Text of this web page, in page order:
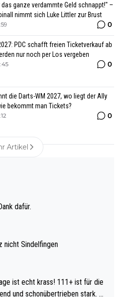
ganze verdammte Geld schnappt!" –
nimmt sich Luke Littler zur Brust
0
PDC schafft freien Ticketverkauf ab
nur noch per Los vergeben
0
die Darts-WM 2027, wo liegt der Ally
bekommt man Tickets?
0
Artikel
dafür.
nicht Sindelfingen
krass! 111+ ist für die
und schonübertrieben stark. U